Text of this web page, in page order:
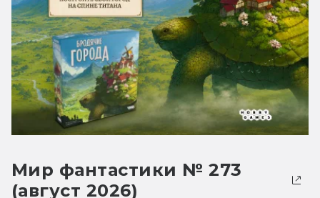
Мир фантастики № 273
(август 2026)